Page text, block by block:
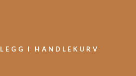
LEGG I HANDLEKURV